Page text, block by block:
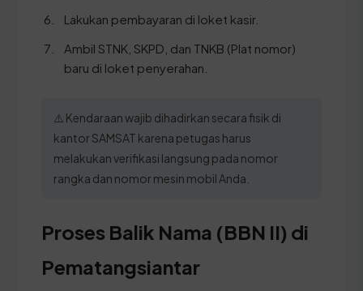
Lakukan pembayaran di loket kasir.
Ambil STNK, SKPD, dan TNKB (Plat nomor)
baru di loket penyerahan.
⚠️ Kendaraan wajib dihadirkan secara fisik di
kantor SAMSAT karena petugas harus
melakukan verifikasi langsung pada nomor
rangka dan nomor mesin mobil Anda.
Proses Balik Nama (BBN II) di
Pematangsiantar